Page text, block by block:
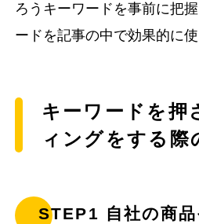
ろうキーワードを事前に把
ードを記事の中で効果的に
キーワードを押
ィングをする際
STEP1 自社の商